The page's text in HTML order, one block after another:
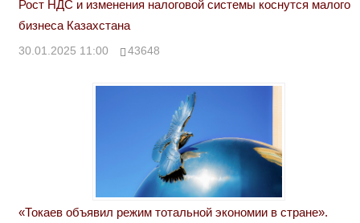
Рост НДС и изменения налоговой системы коснутся малого
бизнеса Казахстана
30.01.2025 11:00 43648
«Токаев объявил режим тотальной экономии в стране».